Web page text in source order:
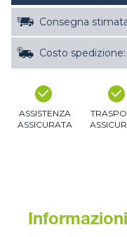
Consegna
Costo spedizione:
ASSISTENZA
ASSICURATA